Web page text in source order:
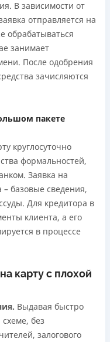
В зависимости от
отправляется на
обрабатываться
занимает
После одобрения
зачисляются
пакете
круглосуточно
формальностей,
Заявка на
базовые сведения,
Для кредитора в
клиента, а его
в процессе
карту с плохой
Выдавая быстро
без
залогового